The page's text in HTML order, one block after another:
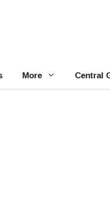
More Central